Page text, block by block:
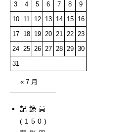
3
4 5 6 7 8
9
10
11 12 13 14 15
16
17
18 19 20 21 22 23
24 25 26 27 28 29 30
31
« 7 月
記錄員
(150)